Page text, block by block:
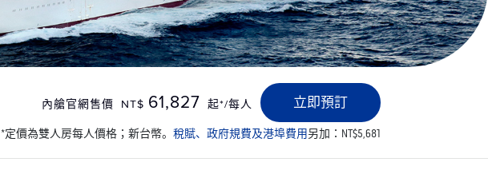
內艙官網售價 NT$ 61,827 起*/每人 立即預訂
*定價為雙人房每人價格；新台幣。 稅賦、政府規費及港埠費用另加：NT$5,681